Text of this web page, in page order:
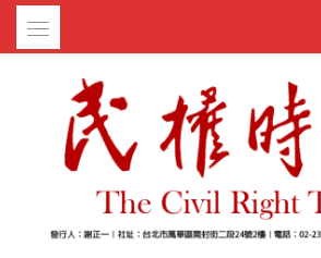
Skip